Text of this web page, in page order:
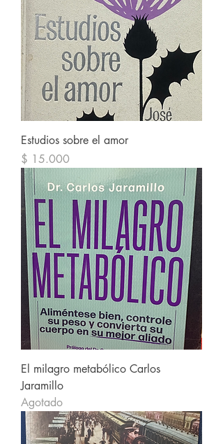
Estudios sobre el amor
Precio
$ 15.000
El milagro metabólico Carlos
Jaramillo
Agotado